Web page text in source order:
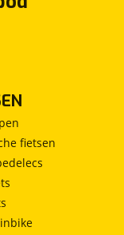
fietsen